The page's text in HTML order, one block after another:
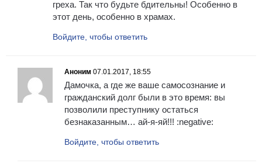
греха. Так что будьте бдительны! Особенно в
этот день, особенно в храмах.
Войдите, чтобы ответить
Аноним 07.01.2017, 18:55
Дамочка, а где же ваше самосознание и
гражданский долг были в это время: вы
позволили преступнику остаться
безнаказанным… ай-я-яй!!! :negative:
Войдите, чтобы ответить